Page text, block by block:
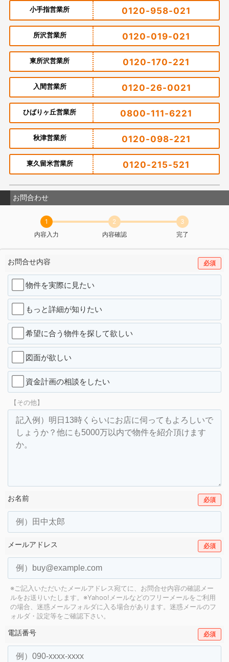
小手指営業所 0120-958-021
所沢営業所 0120-019-021
東所沢営業所 0120-170-221
入間営業所 0120-26-0021
ひばりヶ丘営業所 0800-111-6221
秋津営業所 0120-098-221
東久留米営業所 0120-215-521
お問合わせ
1
内容入力
2
内容確認
3
完了
お問合せ内容 必須
物件を実際に見たい
もっと詳細が知りたい
希望に合う物件を探して欲しい
図面が欲しい
資金計画の相談をしたい
【その他】
お名前 必須
メールアドレス 必須
※ご記入いただいたメールアドレス宛てに、お問合せ内容の確認メー
ルをお送りいたします。 ※Yahoo!メールなどのフリーメールをご利用
の場合、迷惑メールフォルダに入る場合があります。 迷惑メールのフ
ォルダ・設定等をご確認下さい。
電話番号 必須